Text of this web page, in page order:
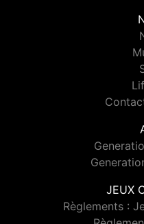
JEUX
Règlements :